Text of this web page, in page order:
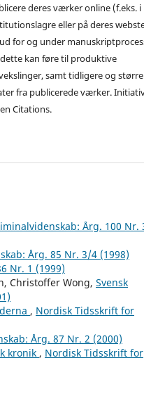
deres værker online (f.eks. i
eller på deres
for og under
kan føre til produktive
samt tidligere og større
fra publicerede værker.
Citations.
Årg. 100 Nr.
Årg. 85 Nr. 3/4 (1998)
Nr. 1 (1999)
Christoffer Wong, Svensk
, Nordisk Tidsskrift for
Årg. 87 Nr. 2 (2000)
kronik , Nordisk Tidsskrift for